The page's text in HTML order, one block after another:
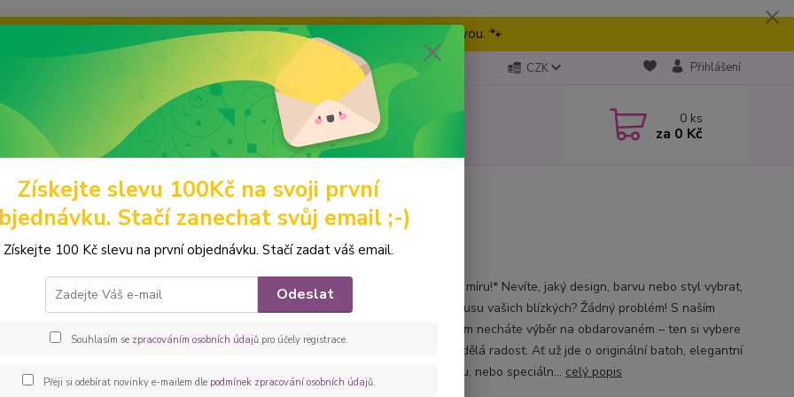
grafiku? Mám jich mnohem víc – napište mi a společně vybereme tu pravou. 🐾
CZK Přihlášení
Hledat 0 ks
za 0 Kč
Dárky a dárové poukazy dárkové poukazy Dárkový poukaz
poukaz
*Darujte radost na míru!* Nevíte, jaký design, barvu nebo styl vybrat,
aby přesně sedl vkusu vašich blízkých? Žádný problém! S naším
dárkovým poukazem necháte výběr na obdarovaném – ten si vybere
přesně to, co mu udělá radost. Ať už jde o originální batoh, elegantní
peněženku, kabelku, nebo speciáln... celý popis
Získejte slevu 100Kč na svoji první
Stačí zanechat svůj email ;-)
Získejte 100 Kč slevu na první objednávku. Stačí zadat váš email.
Odeslat
Souhlasím se zpracováním osobních údajůpro účely registrace.
Přeji si odebírat novinky e-mailem dle podmínek zpracování osobních údajů.